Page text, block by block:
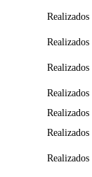
Realizados
Realizados
Realizados
Realizados
Realizados
Realizados
Realizados